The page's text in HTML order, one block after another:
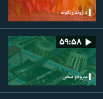
۵۹:۵۸